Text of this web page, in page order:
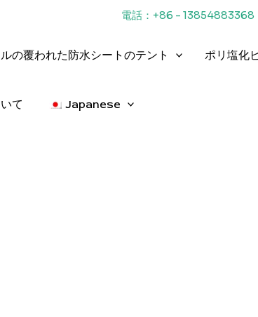
電話：+86 - 13854883368
の覆われた防水シートのテント ポリ塩化
て Japanese